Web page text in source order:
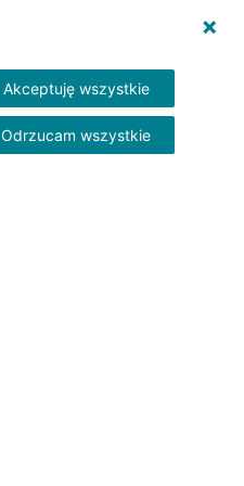
Akceptuję wszystkie
Odrzucam wszystkie